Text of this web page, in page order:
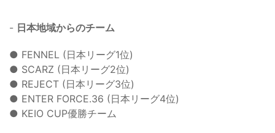
- 日本地域からのチーム
● FENNEL (日本リーグ1位)
● SCARZ (日本リーグ2位)
● REJECT (日本リーグ3位)
● ENTER FORCE.36 (日本リーグ4位)
● KEIO CUP優勝チーム